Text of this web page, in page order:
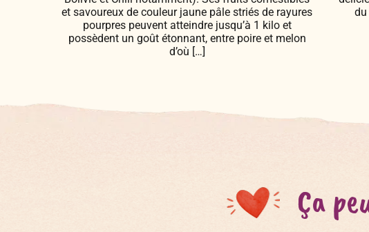
et savoureux de couleur jaune pâle striés de rayures
pourpres peuvent atteindre jusqu’à 1 kilo et
possèdent un goût étonnant, entre poire et melon
d’où […]
du
Ça